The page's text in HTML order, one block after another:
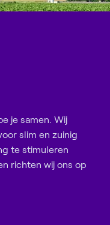
je samen. Wij
slim en zuinig
te stimuleren
richten wij ons op